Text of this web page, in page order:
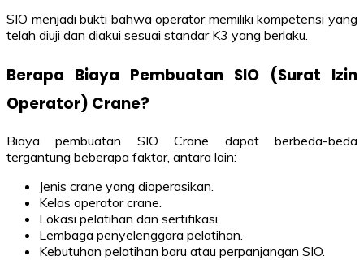
SIO menjadi bukti bahwa operator memiliki kompetensi yang
telah diuji dan diakui sesuai standar K3 yang berlaku.
Berapa Biaya Pembuatan SIO (Surat Izin
Operator) Crane?
Biaya pembuatan SIO Crane dapat berbeda-beda
tergantung beberapa faktor, antara lain:
Jenis crane yang dioperasikan.
Kelas operator crane.
Lokasi pelatihan dan sertifikasi.
Lembaga penyelenggara pelatihan.
Kebutuhan pelatihan baru atau perpanjangan SIO.